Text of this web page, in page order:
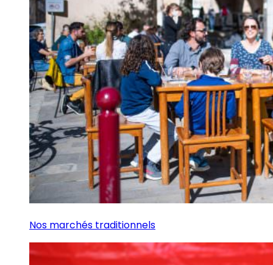
Nos marchés traditionnels